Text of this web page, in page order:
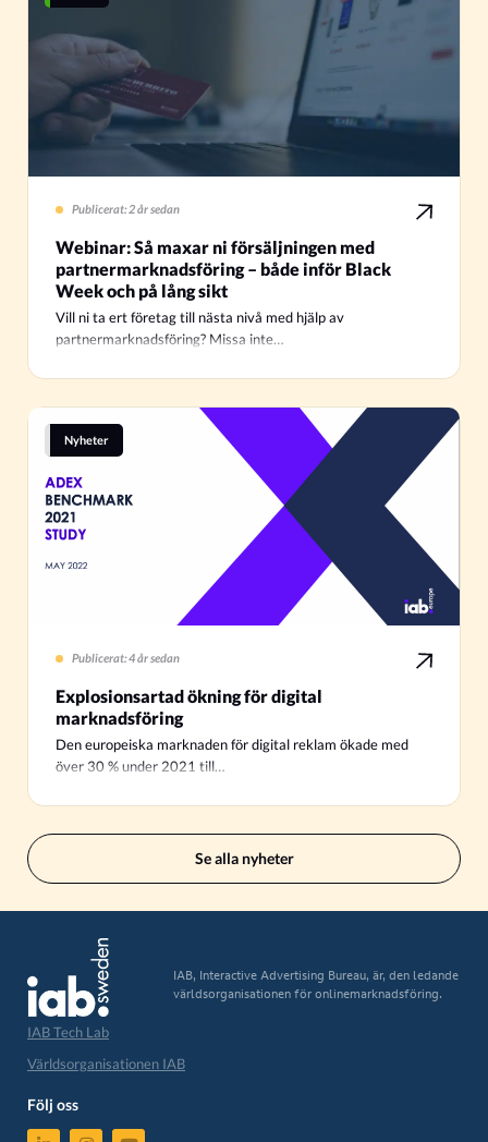
Publicerat: 2 år sedan
Webinar: Så maxar ni försäljningen med
partnermarknadsföring – både inför Black
Week och på lång sikt
Vill ni ta ert företag till nästa nivå med hjälp av
partnermarknadsföring? Missa inte…
Nyheter
Publicerat: 4 år sedan
Explosionsartad ökning för digital
marknadsföring
Den europeiska marknaden för digital reklam ökade med
över 30 % under 2021 till…
Se alla nyheter
IAB, Interactive Advertising Bureau, är, den ledande
världsorganisationen för onlinemarknadsföring.
IAB Tech Lab
Världsorganisationen IAB
Följ oss